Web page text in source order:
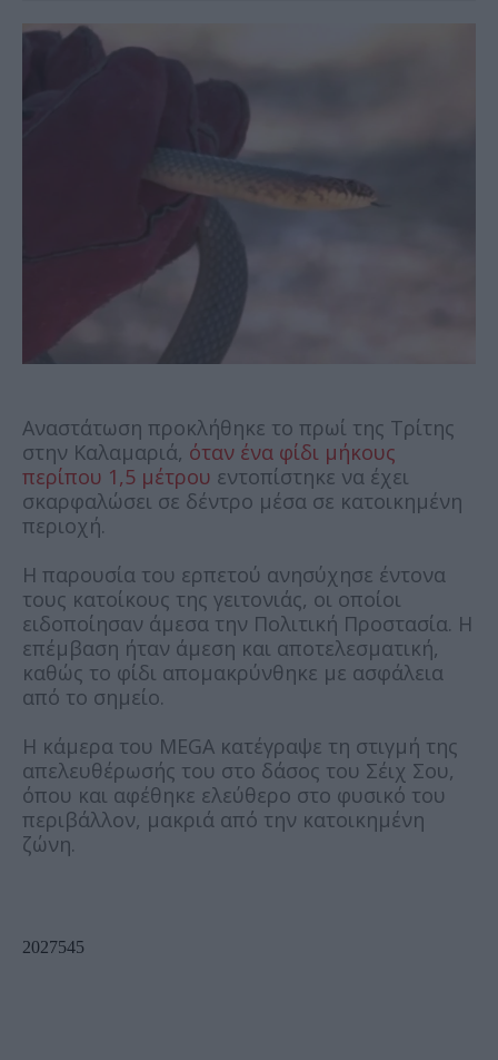
Αναστάτωση προκλήθηκε το πρωί της Τρίτης
στην Καλαμαριά, όταν ένα φίδι μήκους
περίπου 1,5 μέτρου εντοπίστηκε να έχει
σκαρφαλώσει σε δέντρο μέσα σε κατοικημένη
περιοχή.
Η παρουσία του ερπετού ανησύχησε έντονα
τους κατοίκους της γειτονιάς, οι οποίοι
ειδοποίησαν άμεσα την Πολιτική Προστασία. Η
επέμβαση ήταν άμεση και αποτελεσματική,
καθώς το φίδι απομακρύνθηκε με ασφάλεια
από το σημείο.
Η κάμερα του MEGA κατέγραψε τη στιγμή της
απελευθέρωσής του στο δάσος του Σέιχ Σου,
όπου και αφέθηκε ελεύθερο στο φυσικό του
περιβάλλον, μακριά από την κατοικημένη
ζώνη.